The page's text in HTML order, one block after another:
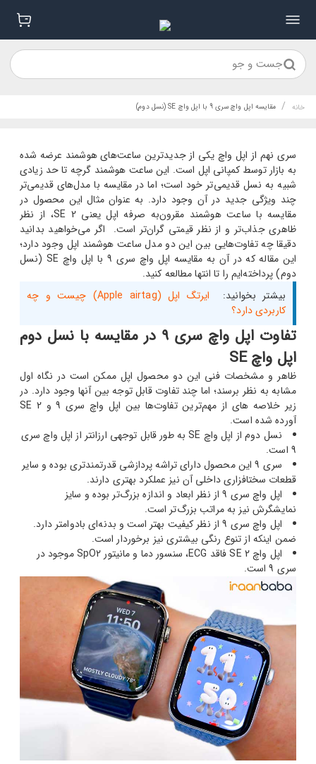
جست و جو
خانه / مقایسه اپل واچ سری 9 با اپل واچ SE (نسل دوم)
سری نهم از اپل واچ یکی از جدیدترین ساعت‌های هوشمند عرضه شده
به بازار توسط کمپانی اپل است. این ساعت هوشمند گرچه تا حد زیادی
شبیه به نسل قدیمی‌تر خود است؛ اما در مقایسه با مدل‌های قدیمی‌تر
چند ویژگی جدید در آن وجود دارد. به عنوان مثال این محصول در
مقایسه با ساعت هوشمند مقرون‌به‎ صرفه اپل یعنی SE 2، از نظر
ظاهری جذاب‌تر و از نظر قیمتی گران‌تر است. اگر می‌خواهید بدانید
دقیقا چه تفاوت‌هایی بین این دو مدل ساعت هوشمند اپل وجود دارد؛
این مقاله که در آن به مقایسه اپل واچ سری 9 با اپل واچ SE (نسل
دوم) پرداخته‌ایم را تا انتها مطالعه کنید.
بیشتر بخوانید:
ایرتگ اپل (Apple airtag) چیست و چه
کاربردی دارد؟
تفاوت اپل واچ سری 9 در مقایسه با نسل دوم
اپل واچ SE
ظاهر و مشخصات فنی این دو محصول اپل ممکن است در نگاه اول
مشابه به نظر برسند؛ اما چند تفاوت قابل توجه بین آنها وجود دارد. در
زیر خلاصه‎ های از مهم‌ترین تفاوت‌ها بین اپل واچ سری 9 و SE 2
آورده شده است.
نسل دوم از اپل واچ SE به طور قابل توجهی ارزان‎تر از اپل واچ سری
9 است.
سری 9 این محصول دارای تراشه پردازشی قدرتمندتری بوده و سایر
قطعات سخت‎افزاری داخلی آن نیز عملکرد بهتری دارند.
اپل واچ سری 9 از نظر ابعاد و اندازه بزرگ‌تر بوده و سایز
نمایشگرش نیز به مراتب بزرگ‌تر است.
اپل واچ سری 9 از نظر کیفیت بهتر است و بدنه‌ای بادوام‎تر دارد.
ضمن اینکه از تنوع رنگی بیشتری نیز برخوردار است.
اپل واچ SE 2 فاقد ECG، سنسور دما و مانیتور SpO2 موجود در
سری 9 است.